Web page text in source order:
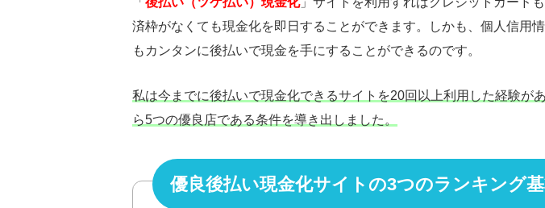
済枠がなくても現金化を即日することができます。しかも、個人信用
もカンタンに後払いで現金を手にすることができるのです。
私は今までに後払いで現金化できるサイトを20回以上利用した経験が
ら5つの優良店である条件を導き出しました。
優良後払い現金化サイトの3つのランキング